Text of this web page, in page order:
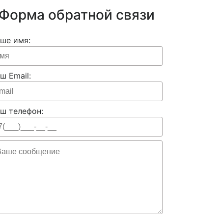
обратной связи
имя:
Email:
телефон: